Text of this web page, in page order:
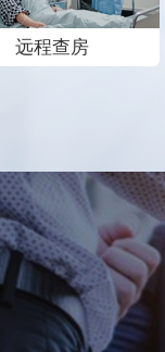
远程查房